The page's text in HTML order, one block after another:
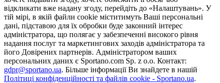
відкликати вже надану згоду, перейдіть до «Налаштувань». У
тій мірі, в якій файли cookie міститимуть Ваші персональні
дані, підставою для їх обробки буде законний інтерес
адміністратора, що полягає у забезпеченні високого рівня
надання послуг та маркетингових заходів адміністратора та
його Довірених партнерів. Адміністратором ваших
персональних даних є Sportano.com Sp. z o.o. Контакт:
gdpr@sportano.ua. Більше інформації Ви знайдете в нашій
Політиці конфіденційності та файлів cookie - Sportano.ua.